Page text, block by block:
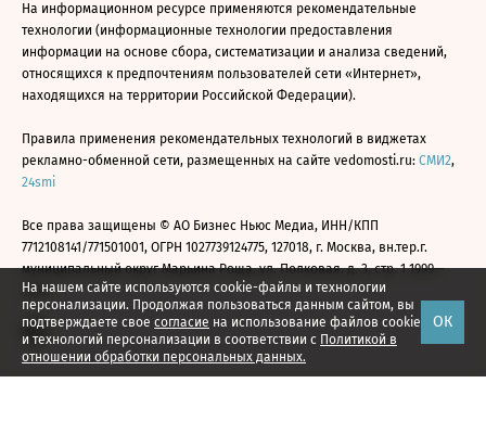
На нашем сайте используются cookie-файлы и технологии
персонализации. Продолжая пользоваться данным сайтом, вы
подтверждаете свое согласие на использование файлов cookie
и технологий персонализации в соответствии с Политикой в
отношении обработки персональных данных.
ОК
На информационном ресурсе применяются рекомендательные
технологии (информационные технологии предоставления
информации на основе сбора, систематизации и анализа сведений,
относящихся к предпочтениям пользователей сети «Интернет»,
находящихся на территории Российской Федерации).
Правила применения рекомендательных технологий в виджетах
рекламно-обменной сети, размещенных на сайте vedomosti.ru: СМИ2,
24smi
Все права защищены © АО Бизнес Ньюс Медиа, ИНН/КПП
7712108141/771501001, ОГРН 1027739124775, 127018, г. Москва, вн.тер.г.
муниципальный округ Марьина Роща, ул. Полковая, д. 3, стр. 1 1999—
2026